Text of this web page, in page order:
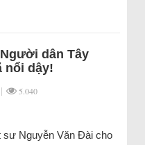
dân Tây
nổi dậy!
| 5.040
sư Nguyễn Văn Đài cho